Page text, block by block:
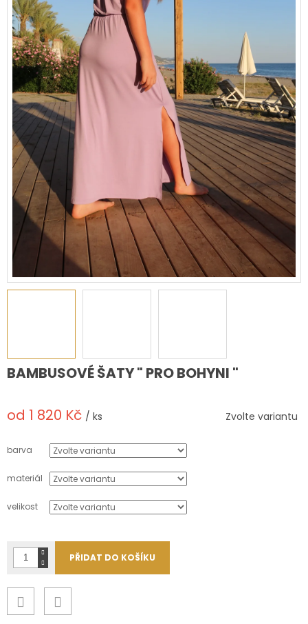
BAMBUSOVÉ ŠATY " PRO BOHYNI "
od 1 820 Kč / ks
cena:
Zvolte variantu
barva
materiál
velikost
PŘIDAT DO KOŠÍKU